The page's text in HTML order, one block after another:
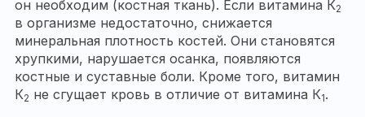
он необходим (костная ткань). Если витамина К2
в организме недостаточно, снижается
минеральная плотность костей. Они становятся
хрупкими, нарушается осанка, появляются
костные и суставные боли. Кроме того, витамин
К2 не сгущает кровь в отличие от витамина К1.